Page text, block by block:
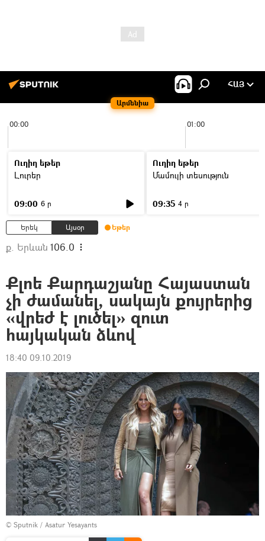
Արմենիա
ՀԱՅ
00:00 01:00
Ուղիղ եթեր
Լուրեր
09:00 6 ր
Ուղիղ եթեր
Մամուլի տեսություն
09:35 4 ր
Երեկ Այսօր Եթեր
ք. Երևան 106.0
Քլոե Քարդաշյանը Հայաստան
չի ժամանել, սակայն քույրերից
«վրեժ է լուծել» զուտ
հայկական ձևով
18:40 09.10.2019
© Sputnik / Asatur Yesayants